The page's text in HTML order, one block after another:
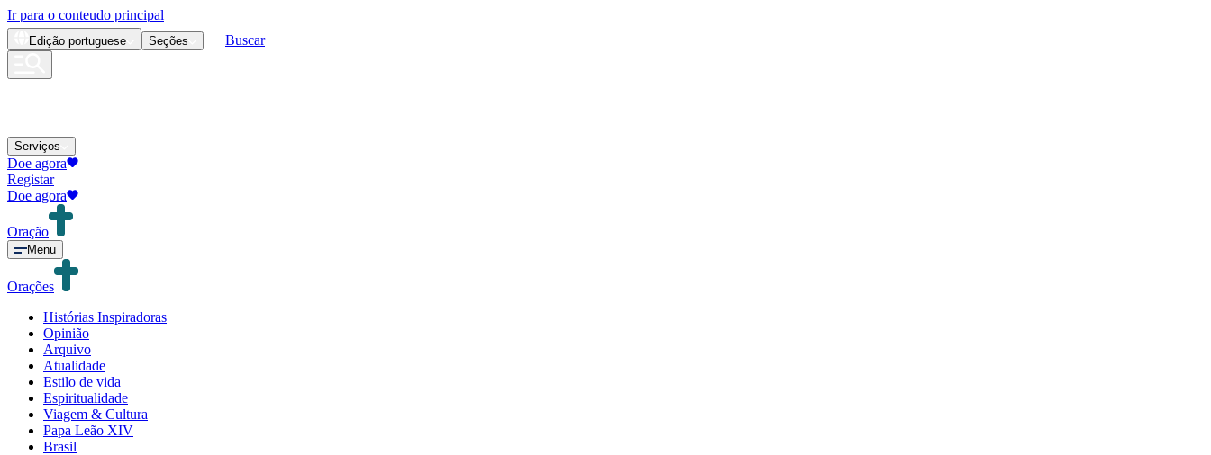
Ir para o conteudo principal
Edição portuguese Seções Buscar
Serviços
Doe agora
Registar
Doe agora
Oração
Menu
Orações
Histórias Inspiradoras
Opinião
Arquivo
Atualidade
Estilo de vida
Espiritualidade
Viagem & Cultura
Papa Leão XIV
Brasil